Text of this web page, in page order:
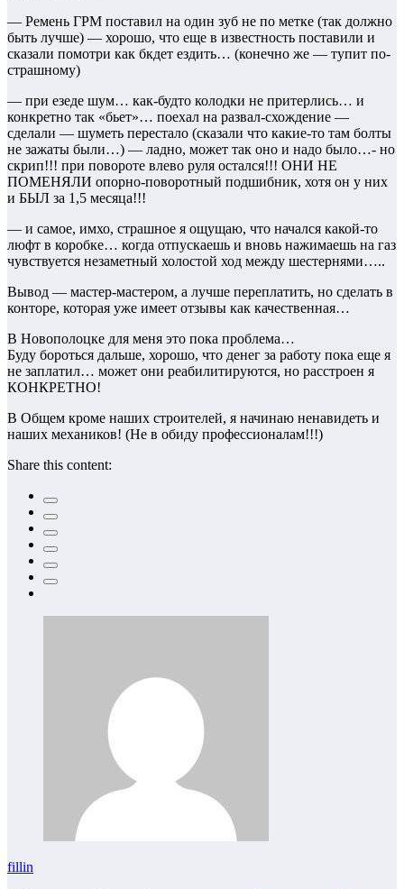
— Ремень ГРМ поставил на один зуб не по метке (так должно
быть лучше) — хорошо, что еще в известность поставили и
сказали помотри как бкдет ездить… (конечно же — тупит по-
страшному)
— при езеде шум… как-будто колодки не притерлись… и
конкретно так «бьет»… поехал на развал-схождение —
сделали — шуметь перестало (сказали что какие-то там болты
не зажаты были…) — ладно, может так оно и надо было…- но
скрип!!! при повороте влево руля остался!!! ОНИ НЕ
ПОМЕНЯЛИ опорно-поворотный подшибник, хотя он у них
и БЫЛ за 1,5 месяца!!!
— и самое, имхо, страшное я ощущаю, что начался какой-то
люфт в коробке… когда отпускаешь и вновь нажимаешь на газ
чувствуется незаметный холостой ход между шестернями…..
Вывод — мастер-мастером, а лучше переплатить, но сделать в
конторе, которая уже имеет отзывы как качественная…
В Новополоцке для меня это пока проблема…
Буду бороться дальше, хорошо, что денег за работу пока еще я
не заплатил… может они реабилитируются, но расстроен я
КОНКРЕТНО!
В Общем кроме наших строителей, я начинаю ненавидеть и
наших механиков! (Не в обиду профессионалам!!!)
Share this content:
fillin